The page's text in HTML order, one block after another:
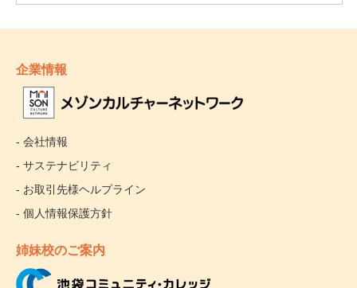
企業情報
- 会社情報
- サステナビリティ
- お取引先様ヘルプライン
- 個人情報保護方針
姉妹校のご案内